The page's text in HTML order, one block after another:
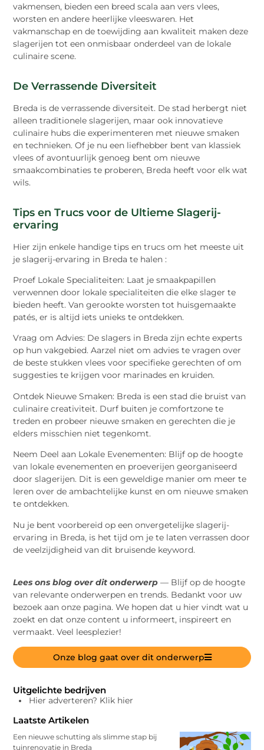
vakmensen, bieden een breed scala aan vers vlees,
worsten en andere heerlijke vleeswaren. Het
vakmanschap en de toewijding aan kwaliteit maken deze
slagerijen tot een onmisbaar onderdeel van de lokale
culinaire scene.
De Verrassende Diversiteit
Breda is de verrassende diversiteit. De stad herbergt niet
alleen traditionele slagerijen, maar ook innovatieve
culinaire hubs die experimenteren met nieuwe smaken
en technieken. Of je nu een liefhebber bent van klassiek
vlees of avontuurlijk genoeg bent om nieuwe
smaakcombinaties te proberen, Breda heeft voor elk wat
wils.
Tips en Trucs voor de Ultieme Slagerij-
ervaring
Hier zijn enkele handige tips en trucs om het meeste uit
je slagerij-ervaring in Breda te halen :
Proef Lokale Specialiteiten: Laat je smaakpapillen
verwennen door lokale specialiteiten die elke slager te
bieden heeft. Van gerookte worsten tot huisgemaakte
patés, er is altijd iets unieks te ontdekken.
Vraag om Advies: De slagers in Breda zijn echte experts
op hun vakgebied. Aarzel niet om advies te vragen over
de beste stukken vlees voor specifieke gerechten of om
suggesties te krijgen voor marinades en kruiden.
Ontdek Nieuwe Smaken: Breda is een stad die bruist van
culinaire creativiteit. Durf buiten je comfortzone te
treden en probeer nieuwe smaken en gerechten die je
elders misschien niet tegenkomt.
Neem Deel aan Lokale Evenementen: Blijf op de hoogte
van lokale evenementen en proeverijen georganiseerd
door slagerijen. Dit is een geweldige manier om meer te
leren over de ambachtelijke kunst en om nieuwe smaken
te ontdekken.
Nu je bent voorbereid op een onvergetelijke slagerij-
ervaring in Breda, is het tijd om je te laten verrassen door
de veelzijdigheid van dit bruisende keyword.
Lees ons blog over dit onderwerp— Blijf op de hoogte
van relevante onderwerpen en trends. Bedankt voor uw
bezoek aan onze pagina. We hopen dat u hier vindt wat u
zoekt en dat onze content u informeert, inspireert en
vermaakt. Veel leesplezier!
Onze blog gaat over dit onderwerp
Uitgelichte bedrijven
Hier adverteren? Klik hier
Laatste Artikelen
Een nieuwe schutting als slimme stap bij
tuinrenovatie in Breda